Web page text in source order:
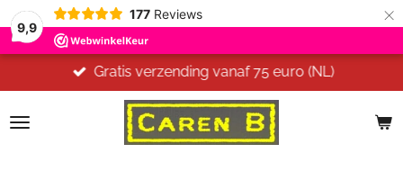
9,9
177 Reviews ×
Gratis verzending vanaf 75 euro (NL)